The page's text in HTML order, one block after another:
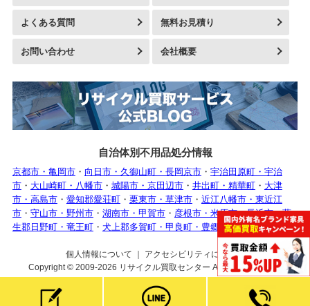
よくある質問 無料お見積り
お問い合わせ 会社概要
自治体別不用品処分情報
京都市・亀岡市・ 向日市・久御山町・長岡京市・ 宇治田原町・宇治
市・ 大山崎町・八幡市・ 城陽市・京田辺市・ 井出町・精華町・ 大津
市・高島市・ 愛知郡愛荘町・ 栗東市・草津市・ 近江八幡市・東近江
市・ 守山市・野州市・ 湖南市・甲賀市・ 彦根市・米原市・長浜市・蒲
生郡日野町・竜王町・ 犬上郡多賀町・甲良町・豊郷町
個人情報について ｜ アクセシビリティについて
Copyright © 2009-2026 リサイクル買取センター All rights reserved.